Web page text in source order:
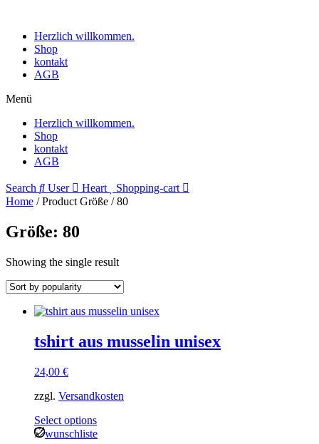
Herzlich willkommen.
Shop
kontakt
AGB
Menü
Herzlich willkommen.
Shop
kontakt
AGB
Search User Heart
Shopping-cart
Home / Product Größe / 80
Größe: 80
Showing the single result
tshirt aus musselin unisex
24,00 €
zzgl. Versandkosten
Select options
wunschliste